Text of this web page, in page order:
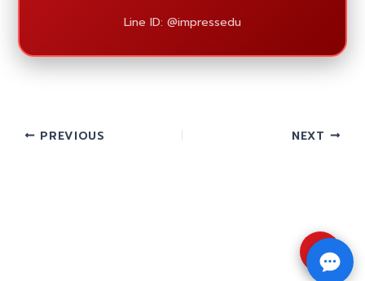
Line ID: @impressedu
PREVIOUS NEXT
⇧